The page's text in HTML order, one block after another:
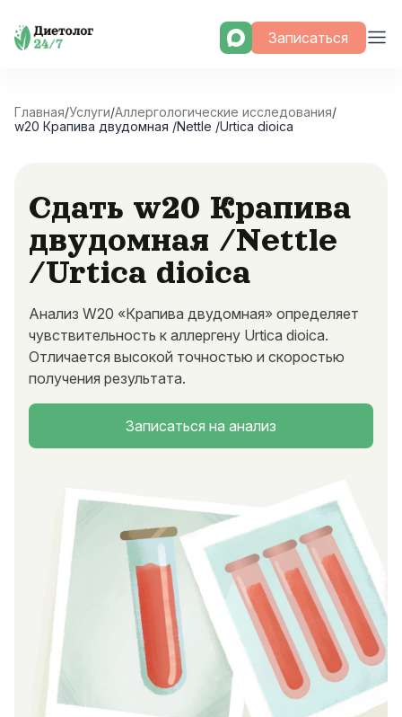
Skip
Записаться
Главная/Услуги/Аллергологические исследования/
w20 Крапива двудомная /Nettle /Urtica dioica
Сдать w20 Крапива
двудомная /Nettle
/Urtica dioica
Анализ W20 «Крапива двудомная» определяет
чувствительность к аллергену Urtica dioica.
Отличается высокой точностью и скоростью
получения результата.
Записаться на анализ